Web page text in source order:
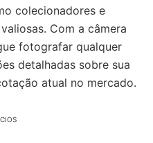
colecionadores e
Com a câmera
fotografar qualquer
detalhadas sobre sua
atual no mercado.